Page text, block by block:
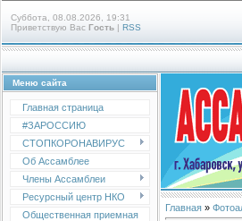
Суббота, 08.08.2026, 19:31
Приветствую Вас Гость | RSS
Меню сайта
Главная страница
#ЗАРОССИЮ
СТОПКОРОНАВИРУС
Об Ассамблее
Члены Ассамблеи
Ресурсный центр НКО
Общественная приемная
Главная »